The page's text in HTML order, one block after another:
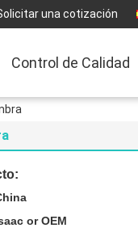
una cotización
Control de Calidad
or OEM